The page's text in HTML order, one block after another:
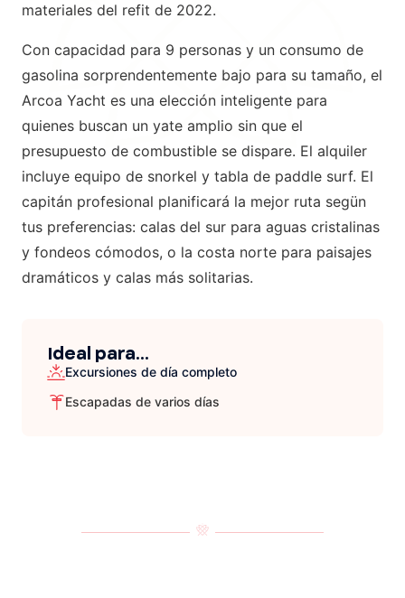
materiales del refit de 2022.
Con capacidad para 9 personas y un consumo de
gasolina sorprendentemente bajo para su tamaño, el
Arcoa Yacht es una elección inteligente para
quienes buscan un yate amplio sin que el
presupuesto de combustible se dispare. El alquiler
incluye equipo de snorkel y tabla de paddle surf. El
capitán profesional planificará la mejor ruta segün
tus preferencias: calas del sur para aguas cristalinas
y fondeos cómodos, o la costa norte para paisajes
dramáticos y calas más solitarias.
Ideal para...
Excursiones de día completo
Escapadas de varios días